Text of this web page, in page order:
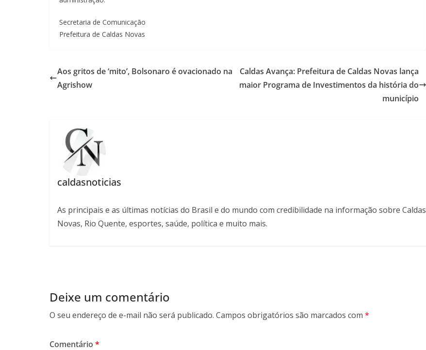
Secretaria de Comunicação
Prefeitura de Caldas Novas
Aos gritos de ‘mito’, Bolsonaro é ovacionado na
Agrishow
Caldas Avança: Prefeitura de Caldas Novas lança
maior Programa de Investimentos da história do
município
caldasnoticias
As principais e as últimas notícias do Brasil e do mundo com credibilidade na informação sobre Caldas
Novas, Rio Quente, esportes, saúde, política e muito mais.
Deixe um comentário
O seu endereço de e-mail não será publicado. Campos obrigatórios são marcados com *
Comentário *